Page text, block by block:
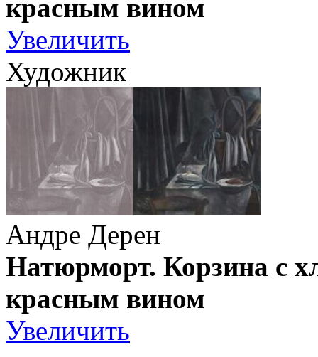
красным вином
Увеличить
Художник
Андре Дерен
Натюрморт. Корзина с
красным вином
Увеличить